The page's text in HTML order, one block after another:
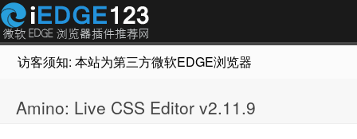
访客须知: 本站为第三方微软EDGE浏览器插件推荐网站，
Amino: Live CSS Editor v2.11.9